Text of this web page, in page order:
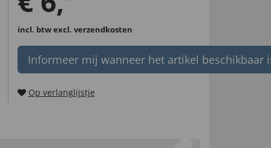
incl. btwexcl. verzendkosten
Informeer mij wanneer het artikel beschikbaar
Op verlanglijstje